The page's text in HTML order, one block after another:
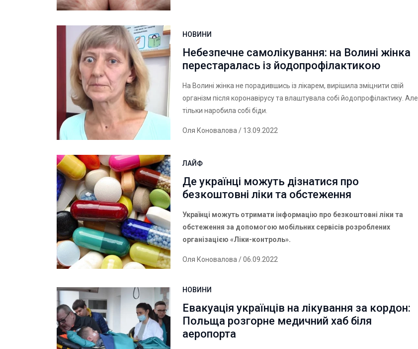
НОВИНИ
Небезпечне самолікування: на Волині жінка
перестаралась із йодопрофілактикою
На Волині жінка не порадившись із лікарем, вирішила зміцнити свій
організм після коронавірусу та влаштувала собі йодопрофілактику. Але
тільки наробила собі біди.
Оля Коновалова / 13.09.2022
ЛАЙФ
Де українці можуть дізнатися про
безкоштовні ліки та обстеження
Українці можуть отримати інформацію про безкоштовні ліки та
обстеження за допомогою мобільних сервісів розроблених
організацією «Ліки-контроль».
Оля Коновалова/ 06.09.2022
НОВИНИ
Евакуація українців на лікування за кордон:
Польща розгорне медичний хаб біля
аеропорта